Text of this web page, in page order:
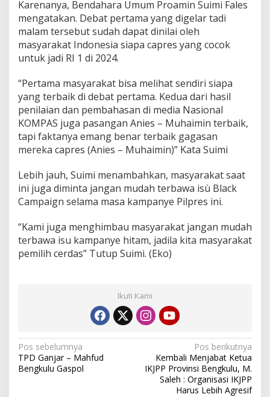
Karenanya, Bendahara Umum Proamin Suimi Fales
mengatakan. Debat pertama yang digelar tadi
malam tersebut sudah dapat dinilai oleh
masyarakat Indonesia siapa capres yang cocok
untuk jadi RI 1 di 2024.
“Pertama masyarakat bisa melihat sendiri siapa
yang terbaik di debat pertama. Kedua dari hasil
penilaian dan pembahasan di media Nasional
KOMPAS juga pasangan Anies – Muhaimin terbaik,
tapi faktanya emang benar terbaik gagasan
mereka capres (Anies – Muhaimin)” Kata Suimi
Lebih jauh, Suimi menambahkan, masyarakat saat
ini juga diminta jangan mudah terbawa isù Black
Campaign selama masa kampanye Pilpres ini.
“Kami juga menghimbau masyarakat jangan mudah
terbawa isu kampanye hitam, jadila kita masyarakat
pemilih cerdas” Tutup Suimi. (Eko)
Ikuti Kami
Navigasi
pos
Pos sebelumnya
TPD Ganjar – Mahfud
Bengkulu Gaspol
Pos berikutnya
Kembali Menjabat Ketua
IKJPP Provinsi Bengkulu, M.
Saleh : Organisasi IKJPP
Harus Lebih Agresif